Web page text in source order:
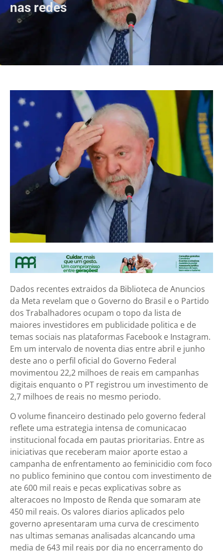
nas redes
Dados recentes extraidos da Biblioteca de Anuncios
da Meta revelam que o Governo do Brasil e o Partido
dos Trabalhadores ocupam o topo da lista de
maiores investidores em publicidade politica e de
temas sociais nas plataformas Facebook e Instagram.
Em um intervalo de noventa dias entre abril e junho
deste ano o perfil oficial do Governo Federal
movimentou 22,2 milhoes de reais em campanhas
digitais enquanto o PT registrou um investimento de
2,7 milhoes de reais no mesmo periodo.
O volume financeiro destinado pelo governo federal
reflete uma estrategia intensa de comunicacao
institucional focada em pautas prioritarias. Entre as
iniciativas que receberam maior aporte estao a
campanha de enfrentamento ao feminicidio com foco
no publico feminino que contou com investimento de
ate 600 mil reais e pecas explicativas sobre as
alteracoes no Imposto de Renda que somaram ate
450 mil reais. Os valores diarios aplicados pelo
governo apresentaram uma curva de crescimento
nas ultimas semanas analisadas alcancando uma
media de 643 mil reais por dia no encerramento do